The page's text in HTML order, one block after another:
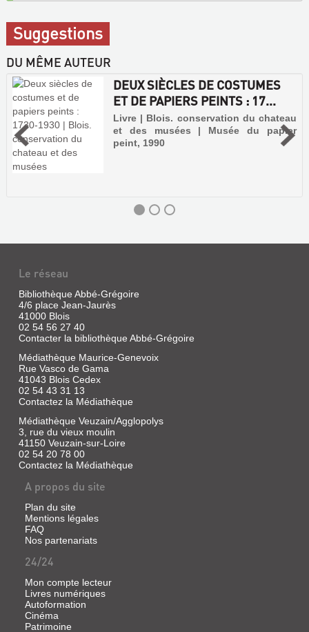
Suggestions
DU MÊME AUTEUR
DEUX SIÈCLES DE COSTUMES
ET DE PAPIERS PEINTS : 17...
Livre | Blois. conservation du chateau
et des musées | Musée du papier
peint, 1990
DEUX
SIÈCLES
DE
COSTUMES
ET
DE
PAPIERS
PEINTS
Le réseau
Bibliothèque Abbé-Grégoire
4/6 place Jean-Jaurès
41000 Blois
02 54 56 27 40
Contacter la bibliothèque Abbé-Grégoire
Médiathèque Maurice-Genevoix
Rue Vasco de Gama
41043 Blois Cedex
02 54 43 31 13
Contactez la Médiathèque
Médiathèque Veuzain/Agglopolys
3, rue du vieux moulin
41150 Veuzain-sur-Loire
02 54 20 78 00
Contactez la Médiathèque
A propos du site
Plan du site
Mentions légales
FAQ
Nos partenariats
24/24
Mon compte lecteur
Livres numériques
Autoformation
Cinéma
Patrimoine